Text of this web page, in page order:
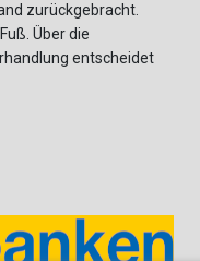
zurückgebracht.
Über die
entscheidet